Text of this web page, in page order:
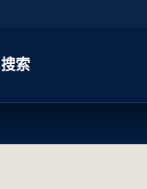
搜索